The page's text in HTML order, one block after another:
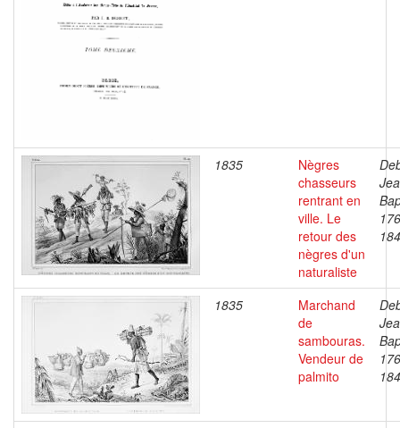
1835
Nègres
chasseurs
rentrant en
ville. Le
retour des
nègres d'un
naturaliste
1835
Marchand
de
sambouras.
Vendeur de
palmito